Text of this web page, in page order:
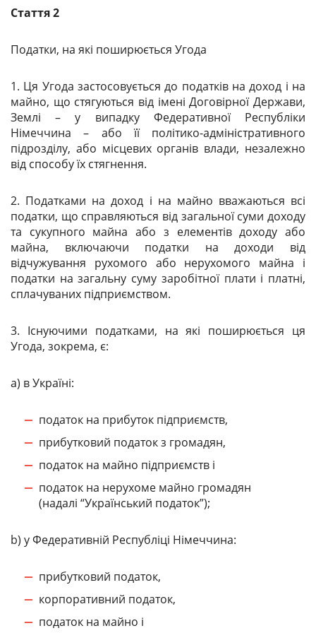
Стаття 2
Податки, на які поширюється Угода
1. Ця Угода застосовується до податків на доход і на
майно, що стягуються від імені Договірної Держави,
Землі – у випадку Федеративної Республіки
Німеччина – або її політико-адміністративного
підрозділу, або місцевих органів влади, незалежно
від способу їх стягнення.
2. Податками на доход і на майно вважаються всі
податки, що справляються від загальної суми доходу
та сукупного майна або з елементів доходу або
майна, включаючи податки на доходи від
відчужування рухомого або нерухомого майна і
податки на загальну суму заробітної плати і платні,
сплачуваних підприємством.
3. Існуючими податками, на які поширюється ця
Угода, зокрема, є:
а) в Україні:
податок на прибуток підприємств,
прибутковий податок з громадян,
податок на майно підприємств і
податок на нерухоме майно громадян
(надалі “Український податок”);
b) у Федеративній Республіці Німеччина:
прибутковий податок,
корпоративний податок,
податок на майно і